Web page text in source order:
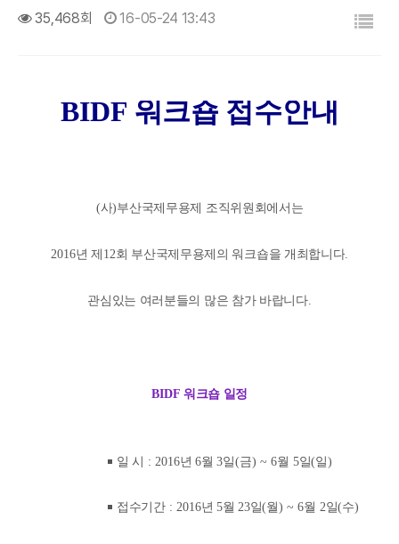
35,468회 16-05-24 13:43
BIDF 워크숍 접수안내
(사)부산국제무용제 조직위원회에서는
2016년 제 12회 부산국제무용제의 워크숍을 개최합니다.
관심있는 여러분들의 많은 참가 바랍니다.
BIDF 워크숍 일정
￭ 일 시 : 2016년 6월 3일(금) ~ 6월 5일(일)
￭ 접수기간 : 2016년 5월 23일(월) ~ 6월 2일(수)